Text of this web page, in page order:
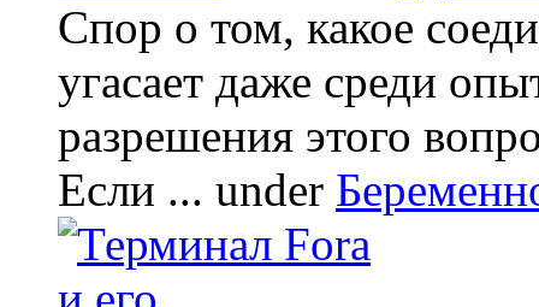
Спор о том, какое
угасает даже среди
разрешения этого
Если ... under